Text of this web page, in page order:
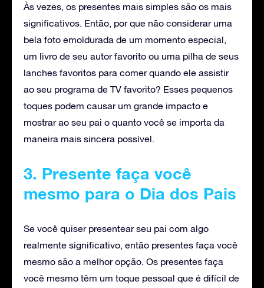
Às vezes, os presentes mais simples são os mais
significativos. Então, por que não considerar uma
bela foto emoldurada de um momento especial,
um livro de seu autor favorito ou uma pilha de seus
lanches favoritos para comer quando ele assistir
ao seu programa de TV favorito? Esses pequenos
toques podem causar um grande impacto e
mostrar ao seu pai o quanto você se importa da
maneira mais sincera possível.
3. Presente faça você
mesmo para o Dia dos Pais
Se você quiser presentear seu pai com algo
realmente significativo, então presentes faça você
mesmo são a melhor opção. Os presentes faça
você mesmo têm um toque pessoal que é difícil de